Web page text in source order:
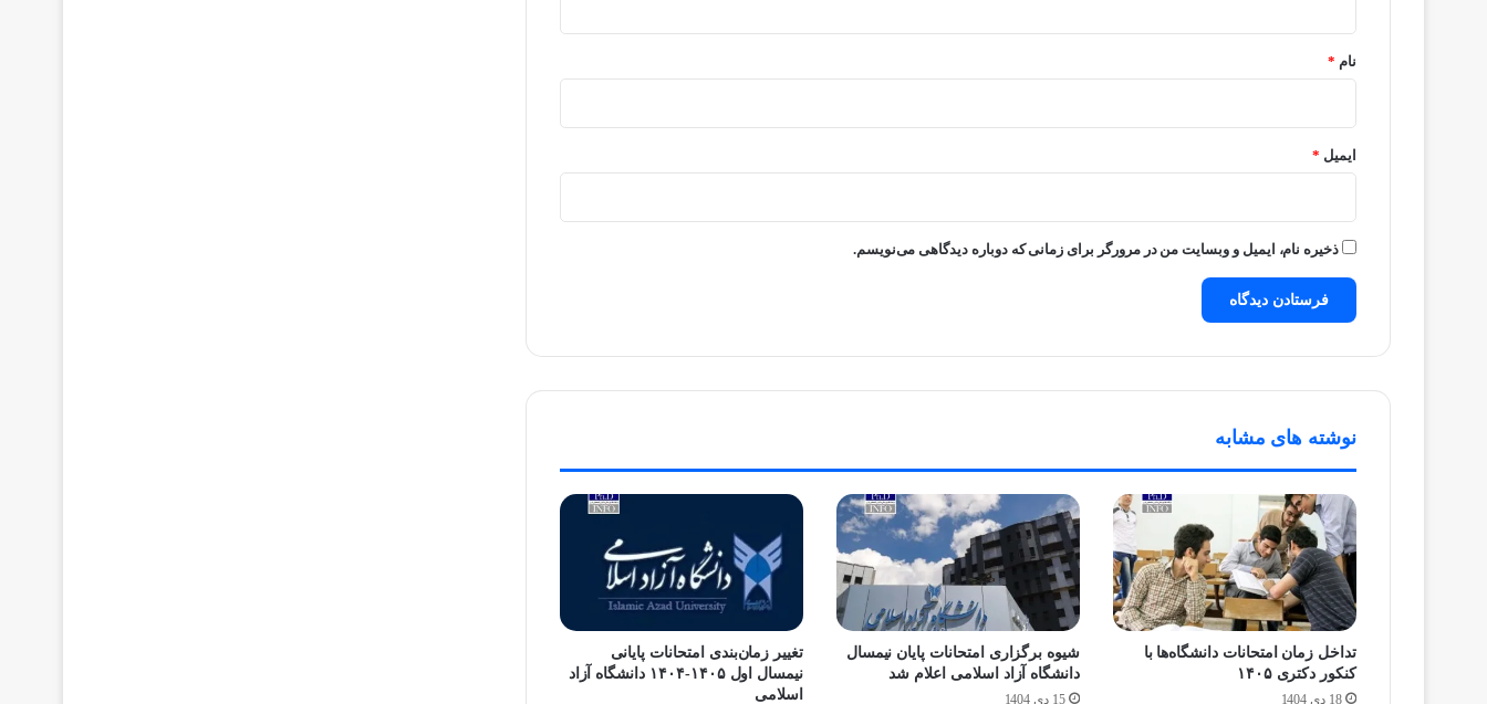
نام *
ایمیل *
ذخیره نام، ایمیل و وبسایت من در مرورگر برای زمانی که دوباره دیدگاهی می‌نویسم.
نوشته های مشابه
تداخل زمان امتحانات دانشگاه‌ها با
کنکور دکتری ۱۴۰۵
18 دی 1404
شیوه برگزاری امتحانات پایان نیمسال
دانشگاه آزاد اسلامی اعلام شد
15 دی 1404
تغییر زمان‌بندی امتحانات پایانی
نیمسال اول ۱۴۰۵-۱۴۰۴ دانشگاه آزاد
اسلامی